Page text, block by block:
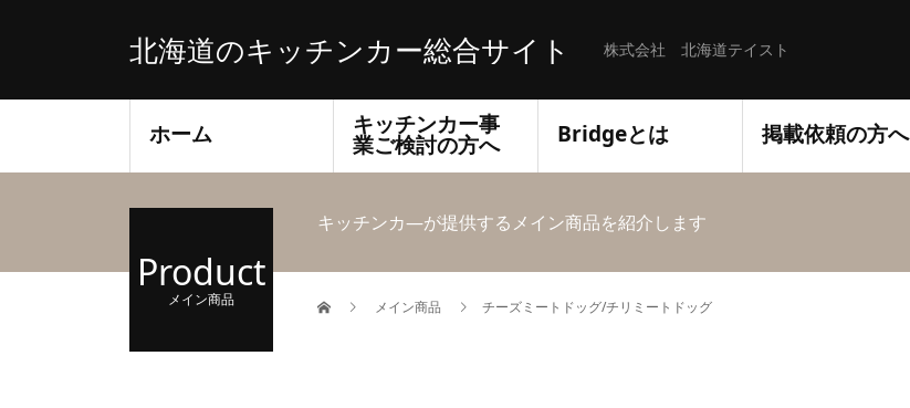
北海道のキッチンカー総合サイト 株式会社 北海道テイスト
ホーム キッチンカー事
業ご検討の方へ Bridgeとは 掲載依頼の方へ
Product
メイン商品
キッチンカ―が提供するメイン商品を紹介します
メイン商品 チーズミートドッグ/チリミートドッグ